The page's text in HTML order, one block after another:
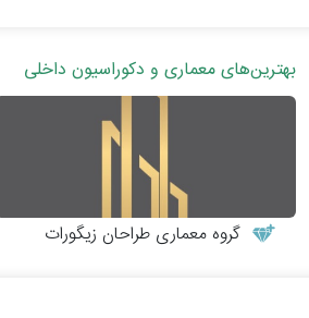
بهترین‌های معماری و دکوراسیون داخلی
گروه معماری طراحان زیگورات